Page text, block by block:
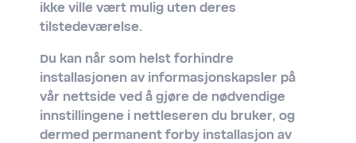
ikke ville vært mulig uten deres
tilstedeværelse.
Du kan når som helst forhindre
installasjonen av informasjonskapsler på
vår nettside ved å gjøre de nødvendige
innstillingene i nettleseren du bruker, og
dermed permanent forby installasjon av